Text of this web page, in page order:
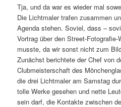
Tja, und da war es wieder mal
Die Lichtmaler trafen zusammen
Agenda stehen. Soviel, dass –
Vortrag über den Street-
musste, da wir sonst nicht zum
Zunächst berichtete der Chef von
Clubmeisterschaft des
die drei Lichtmaler am Samstag
tolle Werke gesehen und nette
sein darf, die Kontakte zwischen